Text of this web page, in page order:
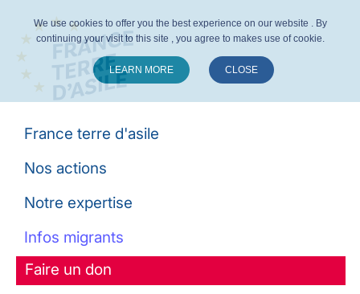
France terre d'asile
Nos actions
Notre expertise
Infos migrants
Faire un don
We use cookies to offer you the best experience on our website . By
continuing your visit to this site , you agree to makes use of cookie.
LEARN MORE CLOSE